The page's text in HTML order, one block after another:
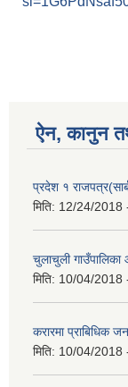
ऐन, कानुन
प्रदेश १
मिति: 12/24/2018
चुलाचुली
मिति: 10/04/2018
करारमा प्राबिधिक
मिति: 10/04/2018